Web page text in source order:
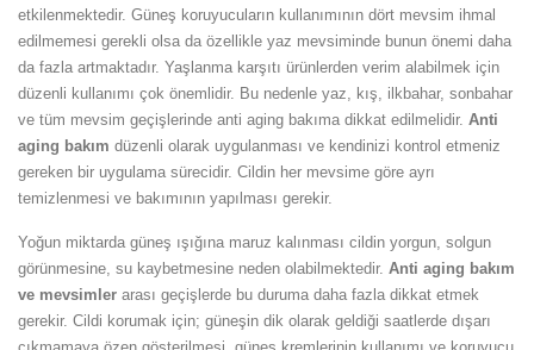
etkilenmektedir. Güneş koruyucuların kullanımının dört mevsim ihmal
edilmemesi gerekli olsa da özellikle yaz mevsiminde bunun önemi daha
da fazla artmaktadır. Yaşlanma karşıtı ürünlerden verim alabilmek için
düzenli kullanımı çok önemlidir. Bu nedenle yaz, kış, ilkbahar, sonbahar
ve tüm mevsim geçişlerinde anti aging bakıma dikkat edilmelidir. Anti
aging bakım düzenli olarak uygulanması ve kendinizi kontrol etmeniz
gereken bir uygulama sürecidir. Cildin her mevsime göre ayrı
temizlenmesi ve bakımının yapılması gerekir.
Yoğun miktarda güneş ışığına maruz kalınması cildin yorgun, solgun
görünmesine, su kaybetmesine neden olabilmektedir. Anti aging bakım
ve mevsimler arası geçişlerde bu duruma daha fazla dikkat etmek
gerekir. Cildi korumak için; güneşin dik olarak geldiği saatlerde dışarı